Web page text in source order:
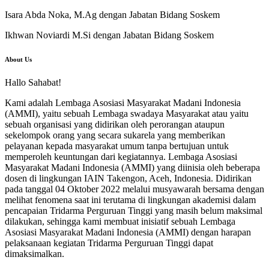
Isara Abda Noka, M.Ag dengan Jabatan Bidang Soskem
Ikhwan Noviardi M.Si dengan Jabatan Bidang Soskem
About Us
Hallo Sahabat!
Kami adalah Lembaga Asosiasi Masyarakat Madani Indonesia
(AMMI), yaitu sebuah Lembaga swadaya Masyarakat atau yaitu
sebuah organisasi yang didirikan oleh perorangan ataupun
sekelompok orang yang secara sukarela yang memberikan
pelayanan kepada masyarakat umum tanpa bertujuan untuk
memperoleh keuntungan dari kegiatannya. Lembaga Asosiasi
Masyarakat Madani Indonesia (AMMI) yang diinisia oleh beberapa
dosen di lingkungan IAIN Takengon, Aceh, Indonesia. Didirikan
pada tanggal 04 Oktober 2022 melalui musyawarah bersama dengan
melihat fenomena saat ini terutama di lingkungan akademisi dalam
pencapaian Tridarma Perguruan Tinggi yang masih belum maksimal
dilakukan, sehingga kami membuat inisiatif sebuah Lembaga
Asosiasi Masyarakat Madani Indonesia (AMMI) dengan harapan
pelaksanaan kegiatan Tridarma Perguruan Tinggi dapat
dimaksimalkan.